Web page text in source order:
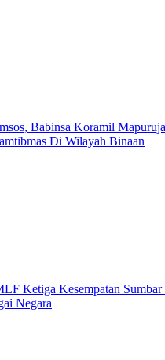
Babinsa Koramil
Di Wilayah Binaan
Ketiga Kesempatan
Negara